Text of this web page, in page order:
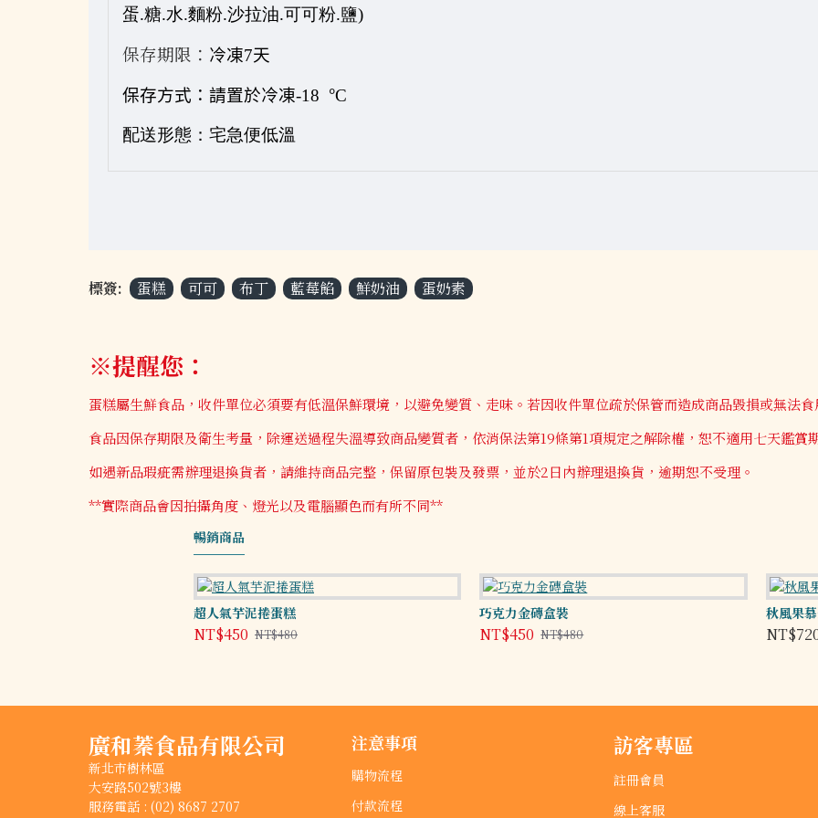
蛋.糖.水.麵粉.沙拉油.可可粉.鹽)
保存期限： 冷凍7天
保存方式：請置於冷凍-18 °C
配送形態：宅急便低溫
標簽: 蛋糕 可可 布丁 藍莓餡 鮮奶油 蛋奶素
※提醒您：
蛋糕屬生鮮食品，收件單位必須要有低溫保鮮環境，以避免變質、走味。若因收件單位疏於保管而造成商品毀損或無法
食品因保存期限及衛生考量，除運送過程失溫導致商品變質者，依消保法第19條第1項規定之解除權，恕不適用七天鑑賞
如遇新品瑕疵需辦理退換貨者，請維持商品完整，保留原包裝及發票，並於2日內辦理退換貨，逾期恕不受理。
**實際商品會因拍攝角度、燈光以及電腦顯色而有所不同**
暢銷商品
超人氣芋泥捲蛋糕
NT$450 NT$480
巧克力金磚盒裝
NT$450 NT$480
秋風果
廣和蓁食品有限公司
新北市樹林區
大安路502號3樓
服務電話 : (02) 8687 2707
注意事項
購物流程
付款流程
訪客專區
註冊會員
線上客服